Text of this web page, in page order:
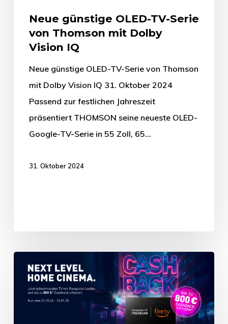
Neue günstige OLED-TV-Serie
von Thomson mit Dolby
Vision IQ
Neue günstige OLED-TV-Serie von Thomson
mit Dolby Vision IQ 31. Oktober 2024
Passend zur festlichen Jahreszeit
präsentiert THOMSON seine neueste OLED-
Google-TV-Serie in 55 Zoll, 65…
31. Oktober 2024